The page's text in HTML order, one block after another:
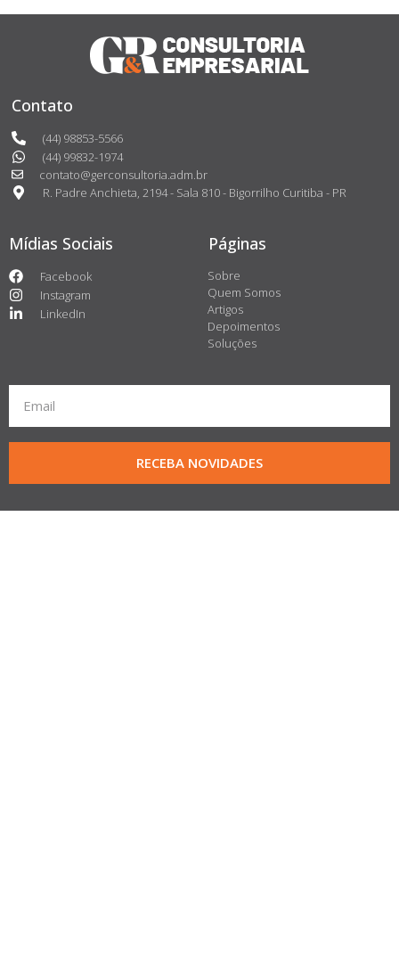
Contato
(44) 98853-5566
(44) 99832-1974
contato@gerconsultoria.adm.br
R. Padre Anchieta, 2194 - Sala 810 - Bigorrilho Curitiba - PR
Mídias Sociais
Facebook
Instagram
LinkedIn
Páginas
Sobre
Quem Somos
Artigos
Depoimentos
Soluções
RECEBA NOVIDADES